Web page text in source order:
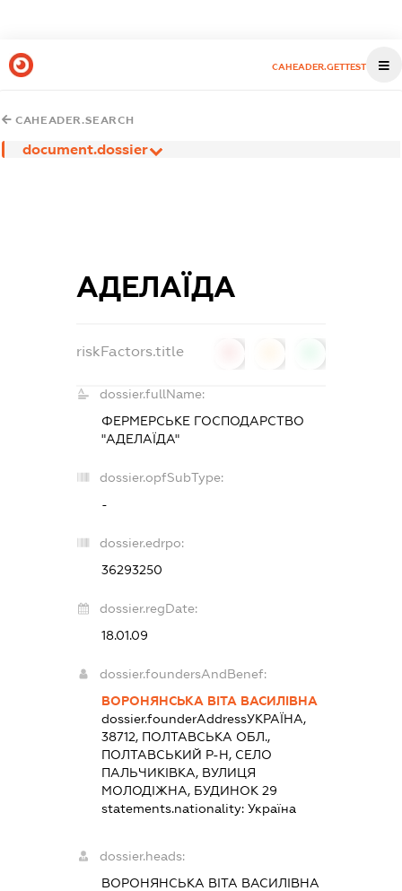
CAHEADER.GETTEST
CAHEADER.SEARCH
document.dossier
АДЕЛАЇДА
riskFactors.title
dossier.fullName:
ФЕРМЕРСЬКЕ ГОСПОДАРСТВО
"АДЕЛАЇДА"
dossier.opfSubType:
-
dossier.edrpo:
36293250
dossier.regDate:
18.01.09
dossier.foundersAndBenef:
ВОРОНЯНСЬКА ВІТА ВАСИЛІВНА
dossier.founderAddressУКРАЇНА,
38712, ПОЛТАВСЬКА ОБЛ.,
ПОЛТАВСЬКИЙ Р-Н, СЕЛО
ПАЛЬЧИКІВКА, ВУЛИЦЯ
МОЛОДІЖНА, БУДИНОК 29
statements.nationality: Україна
dossier.heads:
ВОРОНЯНСЬКА ВІТА ВАСИЛІВНА